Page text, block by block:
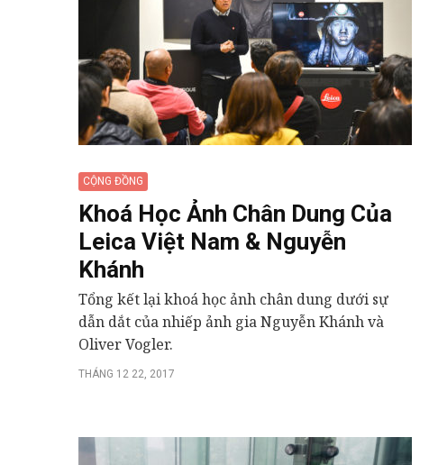
CỘNG ĐỒNG
Khoá Học Ảnh Chân Dung Của
Leica Việt Nam & Nguyễn
Khánh
Tổng kết lại khoá học ảnh chân dung dưới sự
dẫn dắt của nhiếp ảnh gia Nguyễn Khánh và
Oliver Vogler.
THÁNG 12 22, 2017